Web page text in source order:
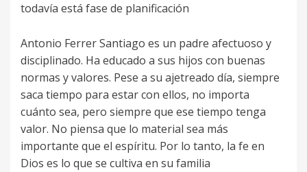
todavía está fase de planificación
Antonio Ferrer Santiago es un padre afectuoso y
disciplinado. Ha educado a sus hijos con buenas
normas y valores. Pese a su ajetreado día, siempre
saca tiempo para estar con ellos, no importa
cuánto sea, pero siempre que ese tiempo tenga
valor. No piensa que lo material sea más
importante que el espíritu. Por lo tanto, la fe en
Dios es lo que se cultiva en su familia